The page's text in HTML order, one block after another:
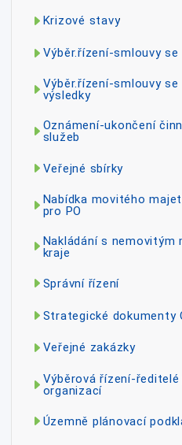
Krizové stavy
Výběr.řízení-smlouvy
Výběr.řízení-smlouvy
výsledky
Oznámení-ukončení
služeb
Veřejné sbírky
Nabídka movitého
pro PO
Nakládání s nemovitým
kraje
Správní řízení
Strategické dokumenty
Veřejné zakázky
Výběrová řízení-
organizací
Územně plánovací